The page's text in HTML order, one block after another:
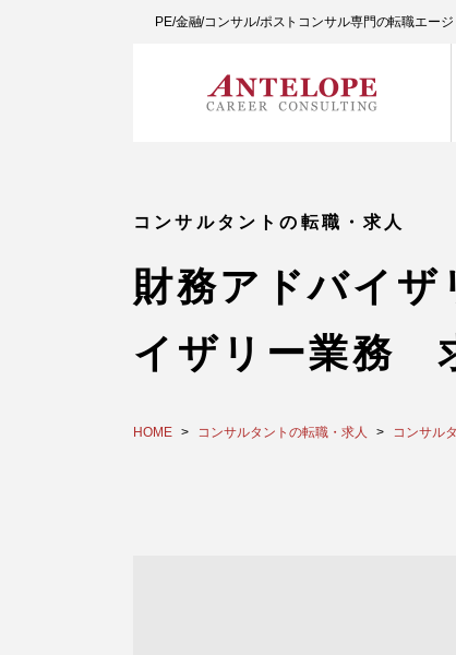
PE/金融/コンサル/ポストコンサル専門の転職エ
コンサルタントの転職・求人
財務アドバイザ
イザリー業務
HOME コンサルタントの転職・求人 コンサル